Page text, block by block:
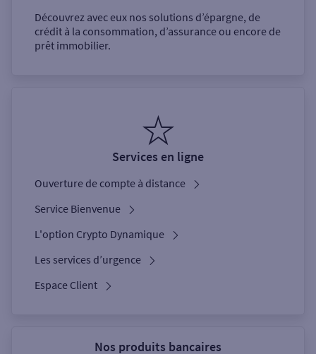
Découvrez avec eux nos solutions d’épargne, de
crédit à la consommation, d’assurance ou encore de
prêt immobilier.
Services en ligne
Ouverture de compte à distance
Service Bienvenue
L'option Crypto Dynamique
Les services d’urgence
Espace Client
Nos produits bancaires